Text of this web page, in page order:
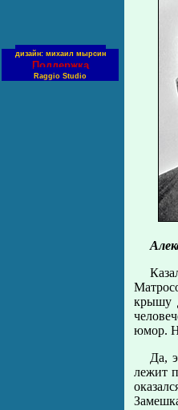
дизайн: михаил мырсин
Поддержка
Raggio Studio
крышу
юмор.
Да,
лежит